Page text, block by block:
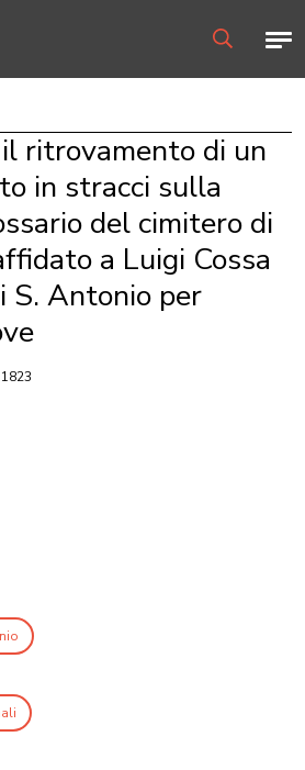
ritrovamento di un
in stracci sulla
del cimitero di
a Luigi Cossa
S. Antonio per